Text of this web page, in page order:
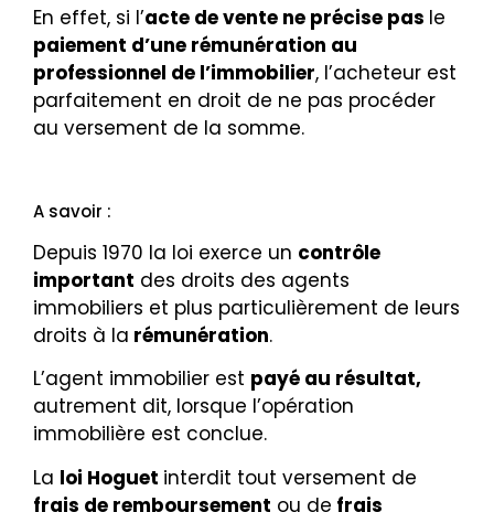
En effet, si l’acte de vente ne précise pas le
paiement d’une rémunération au
professionnel de l’immobilier, l’acheteur est
parfaitement en droit de ne pas procéder
au versement de la somme.
A savoir :
Depuis 1970 la loi exerce un contrôle
important des droits des agents
immobiliers et plus particulièrement de leurs
droits à la rémunération.
L’agent immobilier est payé au résultat,
autrement dit, lorsque l’opération
immobilière est conclue.
La loi Hoguet interdit tout versement de
frais de remboursement ou de frais